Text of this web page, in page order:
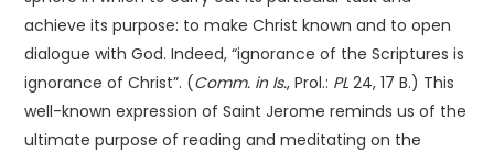
achieve its purpose: to make Christ known and to open
dialogue with God. Indeed, “ignorance of the Scriptures is
ignorance of Christ”. (Comm. in Is., Prol.: PL 24, 17 B.) This
well-known expression of Saint Jerome reminds us of the
ultimate purpose of reading and meditating on the